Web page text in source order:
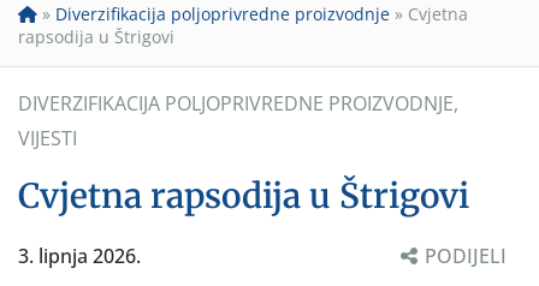
» Diverzifikacija poljoprivredne proizvodnje » Cvjetna
rapsodija u Štrigovi
DIVERZIFIKACIJA POLJOPRIVREDNE PROIZVODNJE,
VIJESTI
Cvjetna rapsodija u Štrigovi
3. lipnja 2026. PODIJELI